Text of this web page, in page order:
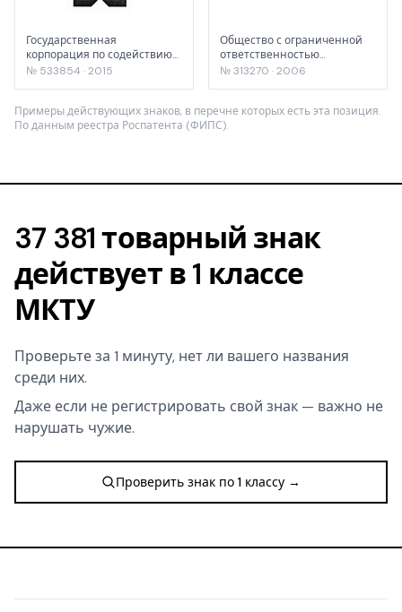
Государственная
корпорация по содействию
разработке, производству и
промышленной продукции
№ 533854 · 2015
Общество с ограниченной
ответственностью
"Премьера"
№ 313270 · 2006
Примеры действующих знаков, в перечне которых есть эта позиция.
По данным реестра Роспатента (ФИПС).
37 381 товарный знак
действует в 1 классе
МКТУ
Проверьте за 1 минуту, нет ли вашего названия
среди них.
Даже если не регистрировать свой знак — важно не
нарушать чужие.
Проверить знак по 1 классу →